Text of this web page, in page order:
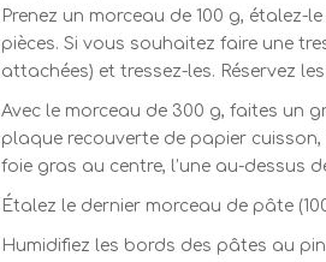
Prenez un morceau de 100 g,
pièces. Si vous souhaitez faire une
attachées) et tressez-les. Réservez
Avec le morceau de 300 g, faites un
plaque recouverte de papier
foie gras au centre, l’une au-dessus
Étalez le dernier morceau de pâte
Humidifiez les bords des pâtes au